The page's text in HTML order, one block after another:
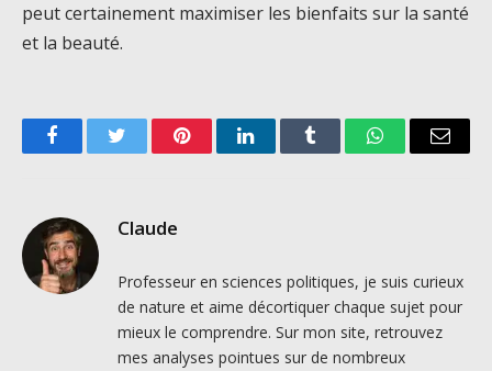
peut certainement maximiser les bienfaits sur la santé
et la beauté.
FacebookTwitter PinterestLinkedInTumblr WhatsAppEmail
Claude
Professeur en sciences politiques, je suis curieux
de nature et aime décortiquer chaque sujet pour
mieux le comprendre. Sur mon site, retrouvez
mes analyses pointues sur de nombreux